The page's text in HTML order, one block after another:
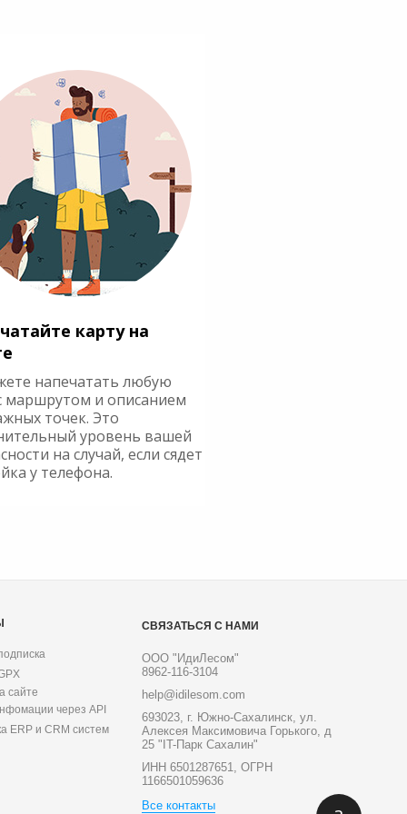
карту на
напечатать любую
маршрутом и описанием
точек. Это
уровень вашей
на случай, если сядет
у телефона.
сайте
через API
ERP и CRM систем
СВЯЗАТЬСЯ С НАМИ
ООО "ИдиЛесом"
8962-116-3104
help@idilesom.com
693023, г. Южно-Сахалинск, ул.
Алексея Максимовича Горького, д
25 "IT-Парк Сахалин"
ИНН 6501287651, ОГРН
1166501059636
Все контакты